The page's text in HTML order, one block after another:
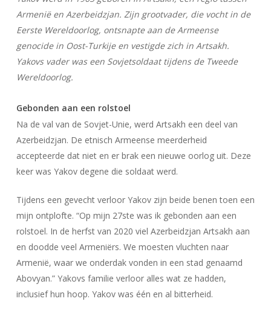
Armenië en Azerbeidzjan. Zijn grootvader, die vocht in de
Eerste Wereldoorlog, ontsnapte aan de Armeense
genocide in Oost-Turkije en vestigde zich in Artsakh.
Yakovs vader was een Sovjetsoldaat tijdens de Tweede
Wereldoorlog.
Gebonden aan een rolstoel
Na de val van de Sovjet-Unie, werd Artsakh een deel van
Azerbeidzjan. De etnisch Armeense meerderheid
accepteerde dat niet en er brak een nieuwe oorlog uit. Deze
keer was Yakov degene die soldaat werd.
Tijdens een gevecht verloor Yakov zijn beide benen toen een
mijn ontplofte. “Op mijn 27ste was ik gebonden aan een
rolstoel. In de herfst van 2020 viel Azerbeidzjan Artsakh aan
en doodde veel Armeniërs. We moesten vluchten naar
Armenië, waar we onderdak vonden in een stad genaamd
Abovyan.” Yakovs familie verloor alles wat ze hadden,
inclusief hun hoop. Yakov was één en al bitterheid.